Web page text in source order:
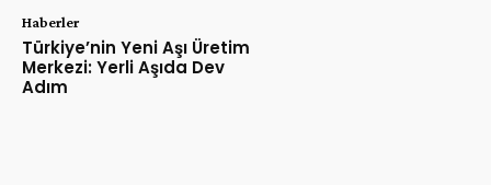
Haberler
Türkiye’nin Yeni Aşı Üretim
Merkezi: Yerli Aşıda Dev
Adım